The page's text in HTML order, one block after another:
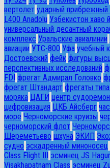
вертолет ударный прибрежный
L400 Anadolu Узбекистон хаво
универсальный десантный
комплекс Уральские авиалинии
авиации УТС-800 Уфа учебный
Достоевский фейк фигуры
перспективных исследований
FDI фрегат Адмирал Головко
фрегат Штандарт фрегаты
моряка ЦАГИ центр
цифровизация ЦКБ Айсберг
море Черноморские круизы
черноморский флот
Шереметьево шхуна ЭКИП
судно эскадренный миноносец
Class Flight III
эсминец JS
Visakhapatnam Class эсминец